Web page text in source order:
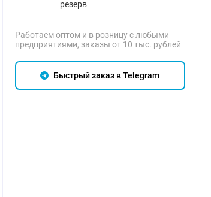
резерв
Работаем оптом и в розницу с любыми
предприятиями, заказы от 10 тыс. рублей
Быстрый заказ в Telegram